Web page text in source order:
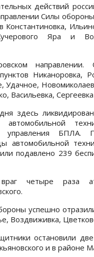
действий
Силы
Яра и
направлении.
Никаноровка,
Удачное,
Васильевка,
здесь
управления БПЛА.
автомобильной
подавлено 239
враг четыре раза
успешно
Воздвиживка,
остановили
и в районе